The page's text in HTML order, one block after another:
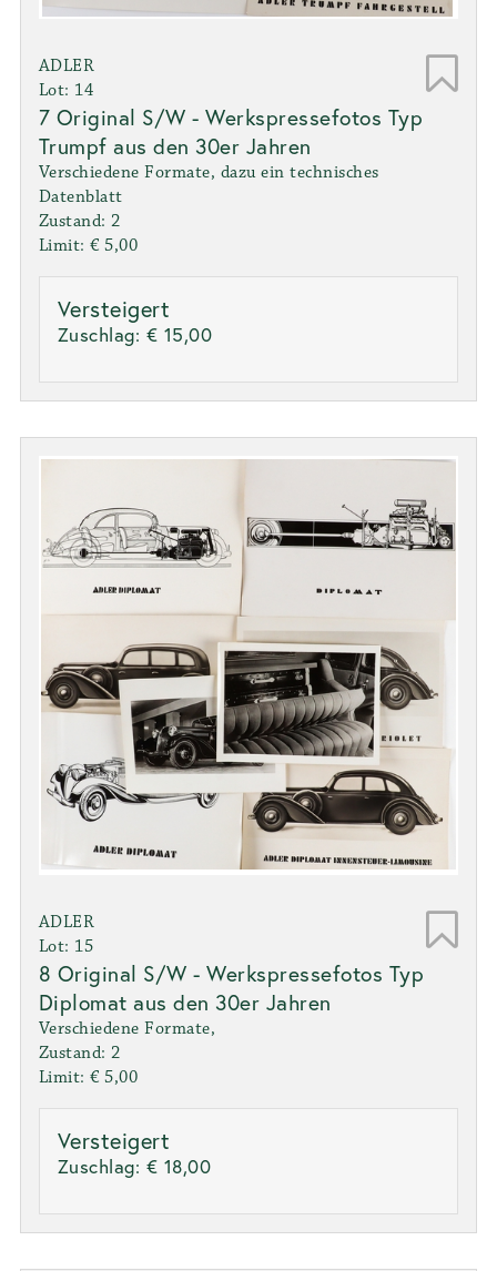
ADLER
Lot: 14
7 Original S/W - Werkspressefotos Typ
Trumpf aus den 30er Jahren
Verschiedene Formate, dazu ein technisches
Datenblatt
Zustand: 2
Limit: € 5,00
Versteigert
Zuschlag: € 15,00
ADLER
Lot: 15
8 Original S/W - Werkspressefotos Typ
Diplomat aus den 30er Jahren
Verschiedene Formate,
Zustand: 2
Limit: € 5,00
Versteigert
Zuschlag: € 18,00